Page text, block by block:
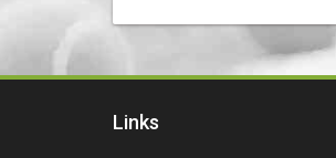
Links